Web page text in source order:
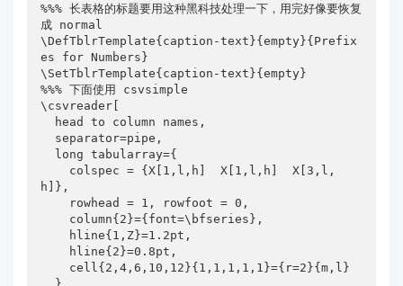
%%% 长表格的标题要用这种黑科技处理一下，用完好像要恢复
成 normal
\DefTblrTemplate{caption-text}{empty}{Prefix
es for Numbers}
\SetTblrTemplate{caption-text}{empty}
%%% 下面使用 csvsimple
\csvreader[
h]},